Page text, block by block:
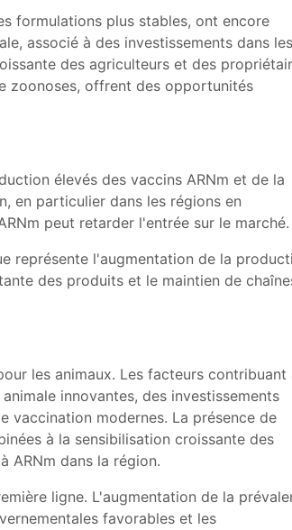
formulations plus stables, ont encore
associé à des investissements dans les
des agriculteurs et des
zoonoses, offrent des opportunités
élevés des vaccins ARNm et de la
en particulier dans les régions en
peut retarder l'entrée sur le marché.
représente l'augmentation de la
des produits et le maintien de
les animaux. Les facteurs contribuant
innovantes, des investissements
vaccination modernes. La présence de
à la sensibilisation croissante des
ARNm dans la région.
ligne. L'augmentation de la
favorables et les